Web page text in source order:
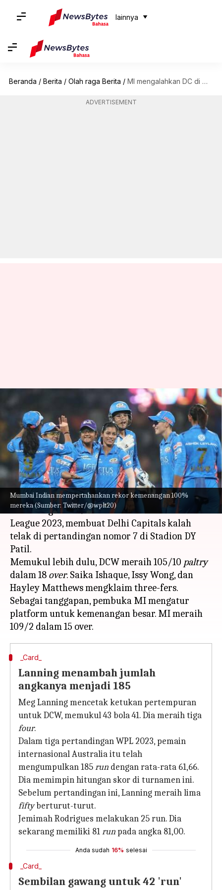
lainnya
Beranda / Berita / Olah raga Berita / MI mengalahkan DC di Women's Premier League 2023: Statistik utama
ADVERTISEMENT
Mumbai Indian mempertahankan rekor kemenangan 100%
mereka (Sumber: Twitter/@wplt20)
MI mengalahkan DC di Women's
Premier League 2023: Statistik
utama
menulis Bob Mar 10, 2023 12:13 pm
Apa ceritanya
Mumbai Indian mempertahankan rekor
kemenangan 100% mereka di Women's Premier
League 2023, membuat Delhi Capitals kalah
telak di pertandingan nomor 7 di Stadion DY
Patil.
Memukul lebih dulu, DCW meraih 105/10 paltry
dalam 18 over. Saika Ishaque, Issy Wong, dan
Hayley Matthews mengklaim three-fers.
Sebagai tanggapan, pembuka MI mengatur
platform untuk kemenangan besar. MI meraih
_Card_
Lanning menambah jumlah
angkanya menjadi 185
Meg Lanning mencetak ketukan pertempuran
untuk DCW, memukul 43 bola 41. Dia meraih tiga
four.
Dalam tiga pertandingan WPL 2023, pemain
internasional Australia itu telah
mengumpulkan 185run dengan rata-rata 61,66.
Dia memimpin hitungan skor di turnamen ini.
Sebelum pertandingan ini, Lanning meraih lima
fiftyberturut-turut.
Jemimah Rodrigues melakukan 25 run. Dia
sekarang memiliki 81run pada angka 81,00.
Anda sudah 16% selesai
_Card_
Sembilan gawang untuk 42 'run'